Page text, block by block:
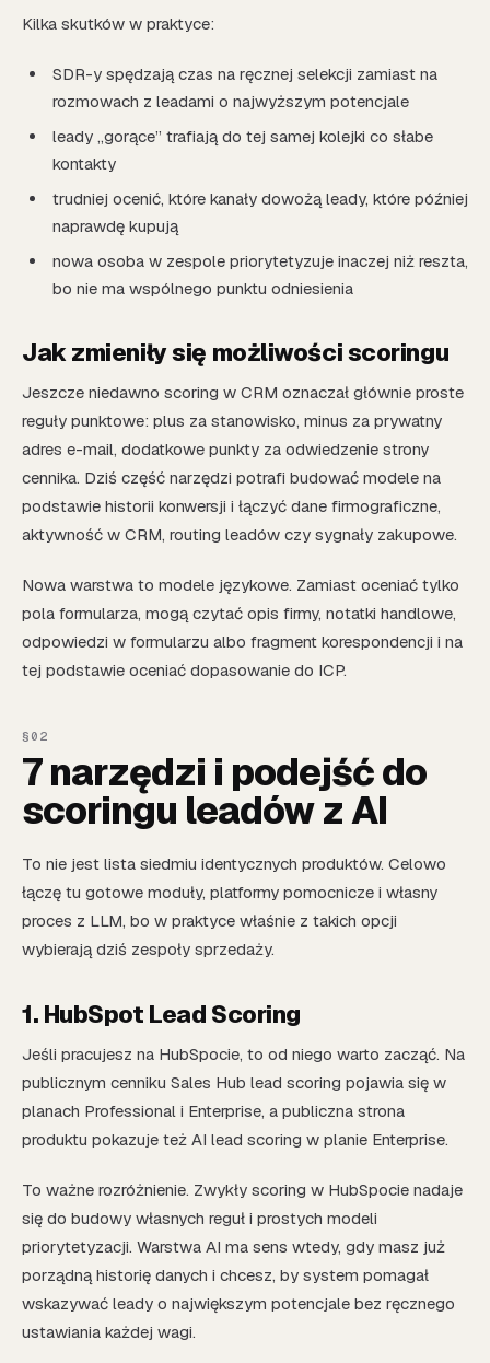
Kilka skutków w praktyce:
SDR-y spędzają czas na ręcznej selekcji zamiast na
rozmowach z leadami o najwyższym potencjale
leady „gorące” trafiają do tej samej kolejki co słabe
kontakty
trudniej ocenić, które kanały dowożą leady, które później
naprawdę kupują
nowa osoba w zespole priorytetyzuje inaczej niż reszta,
bo nie ma wspólnego punktu odniesienia
Jak zmieniły się możliwości scoringu
Jeszcze niedawno scoring w CRM oznaczał głównie proste
reguły punktowe: plus za stanowisko, minus za prywatny
adres e-mail, dodatkowe punkty za odwiedzenie strony
cennika. Dziś część narzędzi potrafi budować modele na
podstawie historii konwersji i łączyć dane firmograficzne,
aktywność w CRM, routing leadów czy sygnały zakupowe.
Nowa warstwa to modele językowe. Zamiast oceniać tylko
pola formularza, mogą czytać opis firmy, notatki handlowe,
odpowiedzi w formularzu albo fragment korespondencji i na
tej podstawie oceniać dopasowanie do ICP.
7 narzędzi i podejść do
scoringu leadów z AI
To nie jest lista siedmiu identycznych produktów. Celowo
łączę tu gotowe moduły, platformy pomocnicze i własny
proces z LLM, bo w praktyce właśnie z takich opcji
wybierają dziś zespoły sprzedaży.
1. HubSpot Lead Scoring
Jeśli pracujesz na HubSpocie, to od niego warto zacząć. Na
publicznym cenniku Sales Hub lead scoring pojawia się w
planach Professional i Enterprise, a publiczna strona
produktu pokazuje też AI lead scoring w planie Enterprise.
To ważne rozróżnienie. Zwykły scoring w HubSpocie nadaje
się do budowy własnych reguł i prostych modeli
priorytetyzacji. Warstwa AI ma sens wtedy, gdy masz już
porządną historię danych i chcesz, by system pomagał
wskazywać leady o największym potencjale bez ręcznego
ustawiania każdej wagi.